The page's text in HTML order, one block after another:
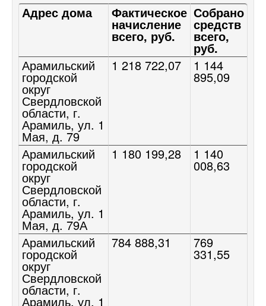
Адрес дома
Фактическое
начисление
всего, руб.
Собрано
средств
всего,
руб.
Арамильский
городской
округ
Свердловской
области, г.
Арамиль, ул. 1
Мая, д. 79
1 218 722,07 1 144
895,09
Арамильский
городской
округ
Свердловской
области, г.
Арамиль, ул. 1
Мая, д. 79А
1 180 199,28 1 140
008,63
Арамильский
городской
округ
Свердловской
области, г.
Арамиль, ул. 1
784 888,31 769
331,55